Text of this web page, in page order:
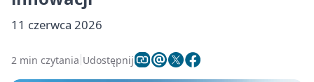
11 czerwca 2026
2 min czytania Udostępnij